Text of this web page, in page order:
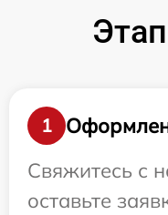
1
Свяжитесь с
оставьте